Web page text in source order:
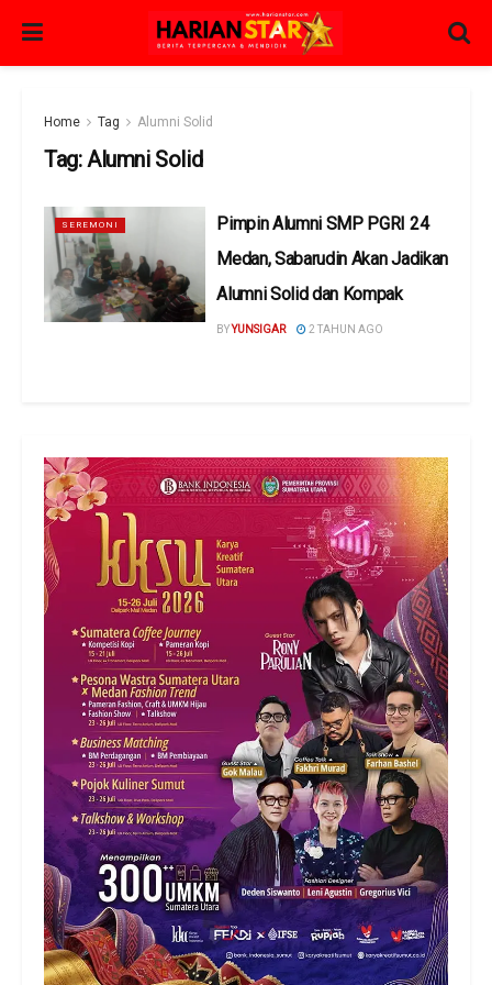
Home Tag Alumni Solid
Tag:Alumni Solid
SEREMONI
Pimpin Alumni SMP PGRI 24
Medan, Sabarudin Akan Jadikan
Alumni Solid dan Kompak
BYYUNSIGAR 2 TAHUN AGO